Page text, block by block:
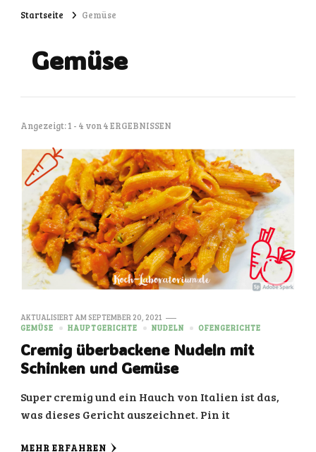
Startseite Gemüse
Gemüse
Angezeigt: 1 - 4 von 4 ERGEBNISSEN
AKTUALISIERT AMSEPTEMBER 20, 2021
GEMÜSE
HAUPTGERICHTE NUDELN OFENGERICHTE
Cremig überbackene Nudeln mit
Schinken und Gemüse
Super cremig und ein Hauch von Italien ist das,
was dieses Gericht auszeichnet. Pin it
MEHR ERFAHREN